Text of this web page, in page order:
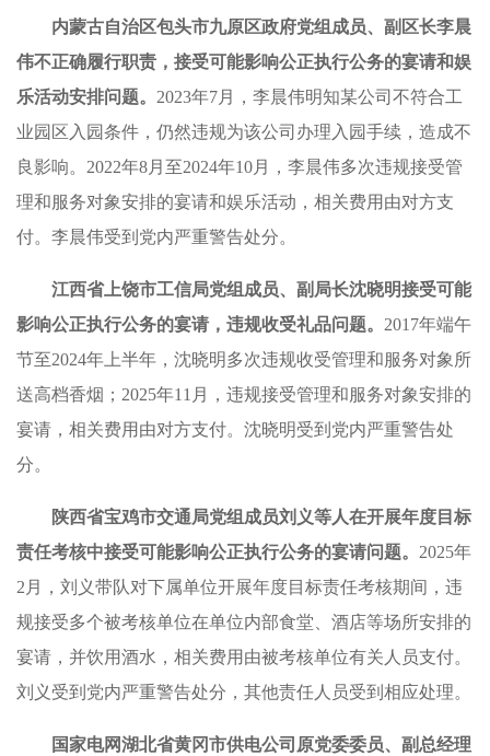
内蒙古自治区包头市九原区政府党组成员、副区长李晨
伟不正确履行职责，接受可能影响公正执行公务的宴请和娱
乐活动安排问题。 2023年7月，李晨伟明知某公司不符合工
业园区入园条件，仍然违规为该公司办理入园手续，造成不
良影响。2022年8月至2024年10月，李晨伟多次违规接受管
理和服务对象安排的宴请和娱乐活动，相关费用由对方支
付。李晨伟受到党内严重警告处分。
江西省上饶市工信局党组成员、副局长沈晓明接受可能
影响公正执行公务的宴请，违规收受礼品问题。 2017年端午
节至2024年上半年，沈晓明多次违规收受管理和服务对象所
送高档香烟；2025年11月，违规接受管理和服务对象安排的
宴请，相关费用由对方支付。沈晓明受到党内严重警告处
分。
陕西省宝鸡市交通局党组成员刘义等人在开展年度目标
责任考核中接受可能影响公正执行公务的宴请问题。 2025年
2月，刘义带队对下属单位开展年度目标责任考核期间，违
规接受多个被考核单位在单位内部食堂、酒店等场所安排的
宴请，并饮用酒水，相关费用由被考核单位有关人员支付。
刘义受到党内严重警告处分，其他责任人员受到相应处理。
国家电网湖北省黄冈市供电公司原党委委员、副总经理